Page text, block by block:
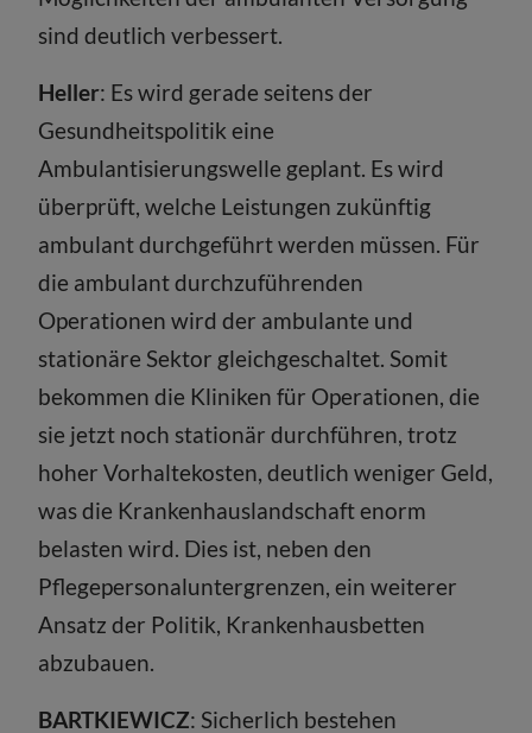
sind deutlich verbessert.
Heller: Es wird gerade seitens der
Gesundheitspolitik eine
Ambulantisierungswelle geplant. Es wird
überprüft, welche Leistungen zukünftig
ambulant durchgeführt werden müssen. Für
die ambulant durchzuführenden
Operationen wird der ambulante und
stationäre Sektor gleichgeschaltet. Somit
bekommen die Kliniken für Operationen, die
sie jetzt noch stationär durchführen, trotz
hoher Vorhaltekosten, deutlich weniger Geld,
was die Krankenhauslandschaft enorm
belasten wird. Dies ist, neben den
Pflegepersonaluntergrenzen, ein weiterer
Ansatz der Politik, Krankenhausbetten
abzubauen.
BARTKIEWICZ: Sicherlich bestehen